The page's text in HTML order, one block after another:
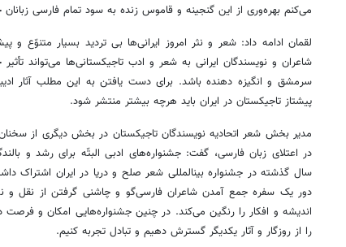
می‌کنم بهره‌وری از این گنجینه و قاموس زنده به سود تمام فارسی زبانان
لقمان ادامه داد: شعر و نثر امروز ایرانی‌ها بی تردید بسیار متنوّع و
شاعران و نویسندگان ایرانی به شعر و ادب تاجیکستانی‌ها می‌تواند
سرمشق و انگیزه دهنده باشد. برای دست یافتن به این مطلب آثار
پیشتاز تاجیکستان در ایران باید هرچه بیشتر منتشر شود.
مدیر بخش شعر اتحادیه نویسندگان تاجیکستان در بخش دیگری از سخنان
در اعتلای زبان فارسی، گفت: جشنواره‌های ادبی البتّه برای رشد و
سال گذشته در جشنواره‌ بینالمللی شعر صلح و دریا در ایران اشتراک
دور یک سفره جمع آمدن شاعران فارسی‌گو و چاشنی گرفتن از نقل و
اندیشه و افکار را رنگین می‌کند. در چنین جشنواره‌هایی امکان و
را از روزگار و آثار یکدیگر گسترش دهیم و تبادل تجربه کنیم.